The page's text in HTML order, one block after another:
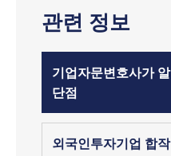
관련 정보
기업자문변호사가
단점
외국인투자기업 합